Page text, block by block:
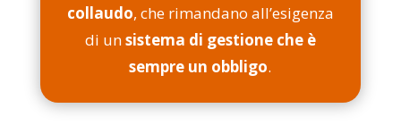
collaudo, che rimandano all’esigenza
di unsistema di gestione che è
sempre un obbligo.